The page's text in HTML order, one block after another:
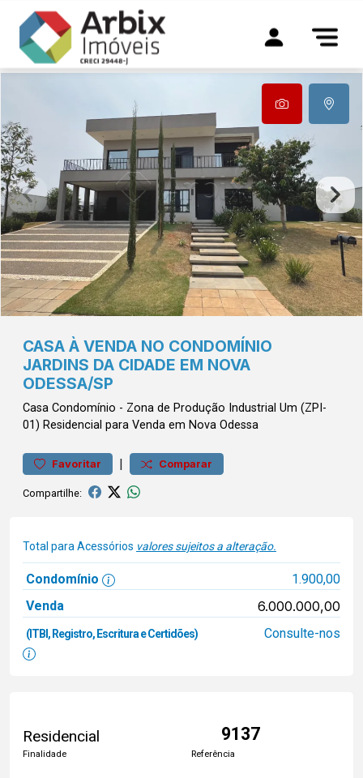
CASA À VENDA NO CONDOMÍNIO
JARDINS DA CIDADE EM NOVA
ODESSA/SP
Casa Condomínio - Zona de Produção Industrial Um (ZPI-
01) Residencial para Venda em Nova Odessa
Favoritar | Comparar
Compartilhe:
Total para Acessórios valores sujeitos a alteração.
Condomínio
1.900,00
Venda
6.000.000,00
(ITBI, Registro, Escritura e Certidões) Consulte-nos
Residencial
Finalidade
9137
Referência